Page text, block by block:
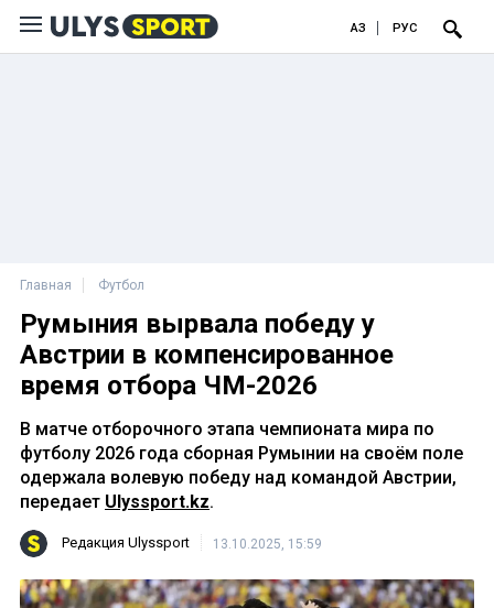
ҚАЗ РУС
Главная Футбол
Румыния вырвала победу у
Австрии в компенсированное
время отбора ЧМ-2026
В матче отборочного этапа чемпионата мира по
футболу 2026 года сборная Румынии на своём поле
одержала волевую победу над командой Австрии,
передает Ulyssport.kz.
Редакция Ulyssport 13.10.2025, 15:59